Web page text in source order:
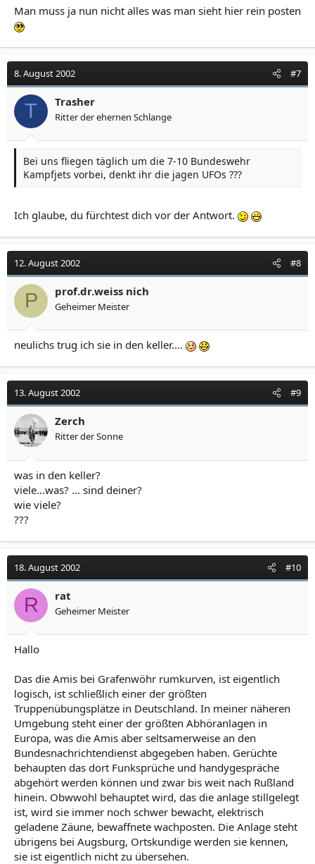
Man muss ja nun nicht alles was man sieht hier rein posten
8. August 2002 #7
T Trasher
Ritter der ehernen Schlange
Bei uns fliegen täglich um die 7-10 Bundeswehr
Kampfjets vorbei, denkt ihr die jagen UFOs ???
Ich glaube, du fürchtest dich vor der Antwort.
12. August 2002 #8
P prof.dr.weiss nich
Geheimer Meister
neulichs trug ich sie in den keller....
13. August 2002 #9
Zerch
Ritter der Sonne
was in den keller?
viele...was? ... sind deiner?
wie viele?
???
18. August 2002 #10
R rat
Geheimer Meister
Hallo
Das die Amis bei Grafenwöhr rumkurven, ist eigentlich
logisch, ist schließlich einer der größten
Truppenübungsplätze in Deutschland. In meiner näheren
Umgebung steht einer der größten Abhöranlagen in
Europa, was die Amis aber seltsamerweise an den
Bundesnachrichtendienst abgegeben haben. Gerüchte
behaupten das dort Funksprüche und handygespräche
abgehört werden können und zwar bis weit nach Rußland
hinein. Obwwohl behauptet wird, das die anlage stillgelegt
ist, wird sie immer noch schwer bewacht, elektrisch
geladene Zäune, bewaffnete wachposten. Die Anlage steht
übrigens bei Augsburg, Ortskundige werden sie kennen,
sie ist eigentlich nicht zu übersehen.